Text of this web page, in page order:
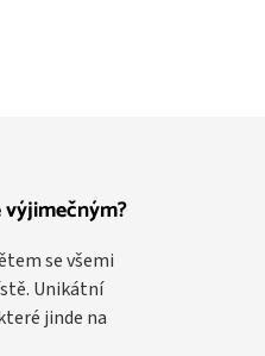
se všemi
Unikátní
jinde na